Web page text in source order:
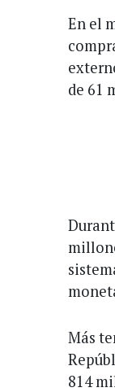
En el
de 61
Más
814